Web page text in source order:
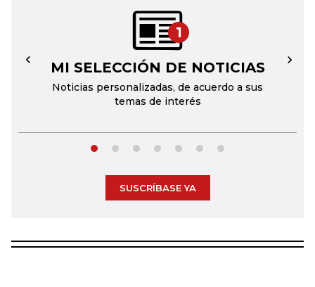
1
MI SELECCIÓN DE NOTICIAS
Noticias personalizadas, de acuerdo a sus
temas de interés
← →
SUSCRÍBASE YA